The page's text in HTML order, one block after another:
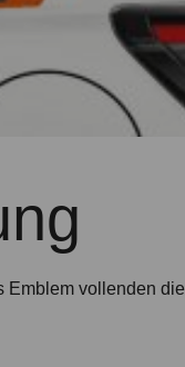
Emblem vollenden die